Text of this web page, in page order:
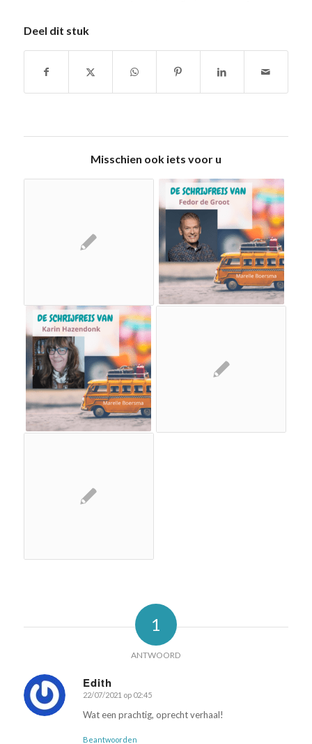
Deel dit stuk
Misschien ook iets voor u
1
ANTWOORD
Edith
zegt:
22/07/2021 op 02:45
Wat een prachtig, oprecht verhaal!
Beantwoorden